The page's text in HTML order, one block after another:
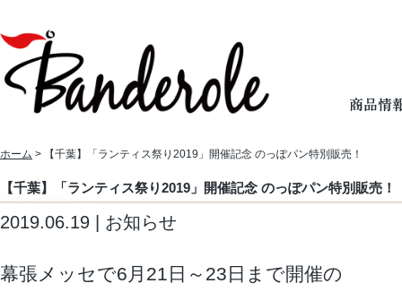
ホーム > 【千葉】「ランティス祭り2019」開催記念 のっぽパン特別販売！
【千葉】「ランティス祭り2019」開催記念 のっぽパン特別販売！
2019.06.19 | お知らせ
幕張メッセで6月21日～23日まで開催の